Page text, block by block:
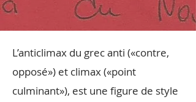
L’anticlimax du grec anti («contre,
opposé») et climax («point
culminant»), est une figure de style